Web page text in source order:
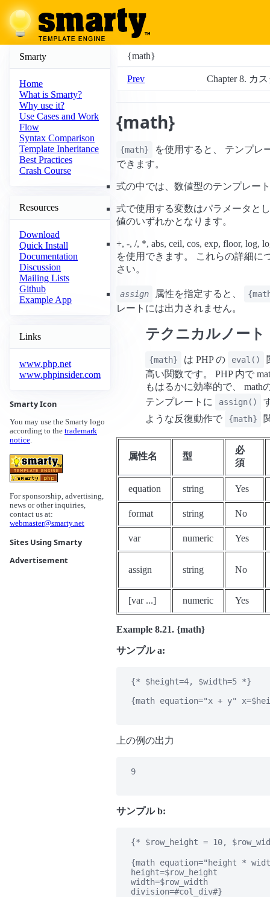
Smarty
Home
What is Smarty?
Why use it?
Use Cases and Work
Flow
Syntax Comparison
Template Inheritance
Best Practices
Crash Course
Resources
Download
Quick Install
Documentation
Discussion
Mailing Lists
Github
Example App
Links
www.php.net
www.phpinsider.com
Smarty Icon
You may use the Smarty logo
according to the trademark
notice.
For sponsorship, advertising,
news or other inquiries,
contact us at:
webmaster@smarty.net
Sites Using Smarty
Advertisement
{math}
Prev Chapter 8. カ
{math}
{math}
を使用すると、 テンプレ
できます。
式の中では、数値型のテンプレー
式で使用する変数はパラメータと
値のいずれかとなります。
+, -, /, *, abs, ceil, cos, exp, floor, log,
を使用できます。 これらの詳細に
さい。
assign 属性を指定すると、
レートには出力されません。
テクニカルノート
{math} は PHP の eval()
高い関数です。 PHP 内で
もはるかに効率的で、 math
テンプレートに
assign()
ような反復動作で
{math}
属性名 型
必
須
equation string Yes
format string No
var numeric Yes
assign string No
[var ...] numeric Yes
Example 8.21. {math}
サンプル a:
   {* $height=4, $width=5 *}
{math equation="x + y"
上の例の出力
   9
サンプル b:
{* $row_height = 10,
{math equation="height *
   height=$row_height
   width=$row_width
   division=#col_div#}